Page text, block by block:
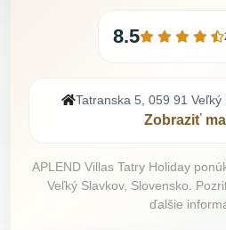
8.5
Tatranska 5, 059 91 Veľký
Zobraziť
APLEND Villas Tatry Holiday
Veľký Slavkov, Slovensko.
ďalšie